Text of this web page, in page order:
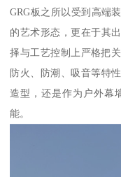
GRG板之所以受到高端
的艺术形态，更在于其
择与工艺控制上严格把
防火、防潮、吸音等特
造型，还是作为户外幕
能。